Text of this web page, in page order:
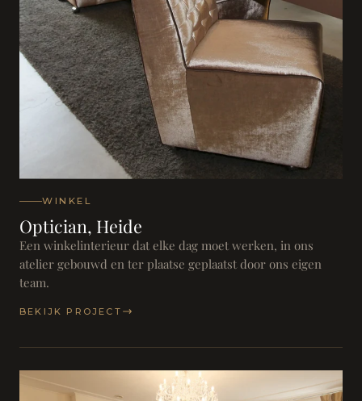
WINKEL
Optician, Heide
Een winkelinterieur dat elke dag moet werken, in ons
atelier gebouwd en ter plaatse geplaatst door ons eigen
team.
BEKIJK PROJECT